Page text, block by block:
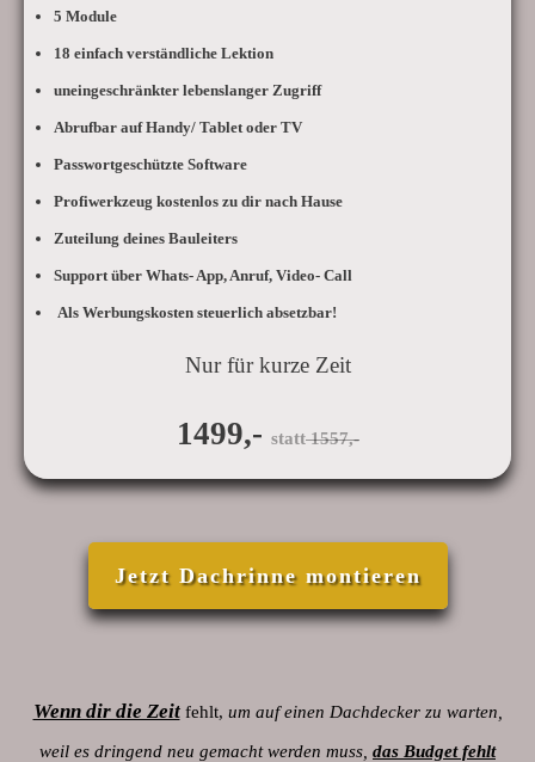
5 Module
18 einfach verständliche Lektion
uneingeschränkter lebenslanger Zugriff
Abrufbar auf Handy/ Tablet oder TV
Passwortgeschützte Software
Profiwerkzeug kostenlos zu dir nach Hause
Zuteilung deines Bauleiters
Support über Whats- App, Anruf, Video- Call
Als Werbungskosten steuerlich absetzbar!
Nur für kurze Zeit
1499,- statt1557,-
Jetzt Dachrinne montieren
Wenn dir die Zeitfehlt, um auf einen Dachdecker zu warten,
weil es dringend neu gemacht werden muss, das Budget fehlt